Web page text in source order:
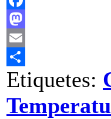
Facebook
Mastodon
Email
Comparteix
Etiquetes: